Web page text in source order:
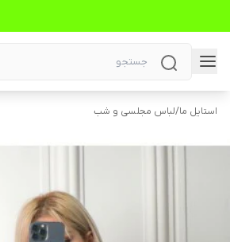
استایل ما/لباس مجلسی و شب